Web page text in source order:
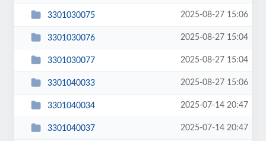
3301030075 2025-08-27 15:06
3301030076 2025-08-27 15:04
3301030077 2025-08-27 15:04
3301040033 2025-08-27 15:06
3301040034 2025-07-14 20:47
3301040037 2025-07-14 20:47